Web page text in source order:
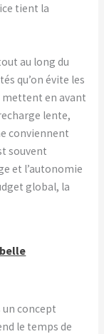
tient la
au long du
qu’on évite les
mettent en avant
lente,
conviennent
souvent
et l’autonomie
global, la
un concept
le temps de